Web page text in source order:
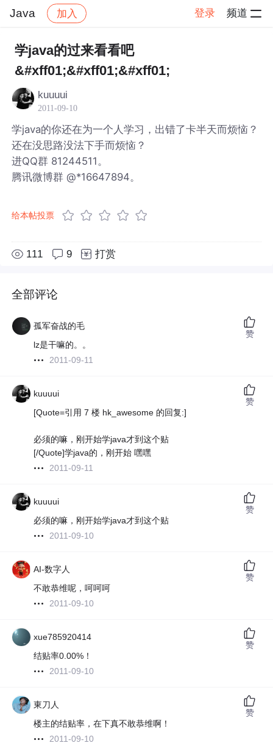
Java 加入 登录 频道
社区 Java 帖子详情
学java的过来看看吧
&#xff01;&#xff01;&#xff01;
kuuuui
2011-09-10
学java的你还在为一个人学习，出错了卡半天而烦恼？
还在没思路没法下手而烦恼？
进QQ群 81244511。
腾讯微博群 @*16647894。
给本帖投票
111 9 打赏
全部评论
孤军奋战的毛
lz是干嘛的。。
2011-09-11
赞
kuuuui
[Quote=引用 7 楼 hk_awesome 的回复:]
必须的嘛，刚开始学java才到这个贴
[/Quote]学java的，刚开始 嘿嘿
2011-09-11
赞
kuuuui
必须的嘛，刚开始学java才到这个贴
2011-09-10
赞
AI-数字人
不敢恭维呢，呵呵呵
2011-09-10
赞
xue785920414
结贴率0.00%！
2011-09-10
赞
東刀人
楼主的结贴率，在下真不敢恭维啊！
2011-09-10
赞